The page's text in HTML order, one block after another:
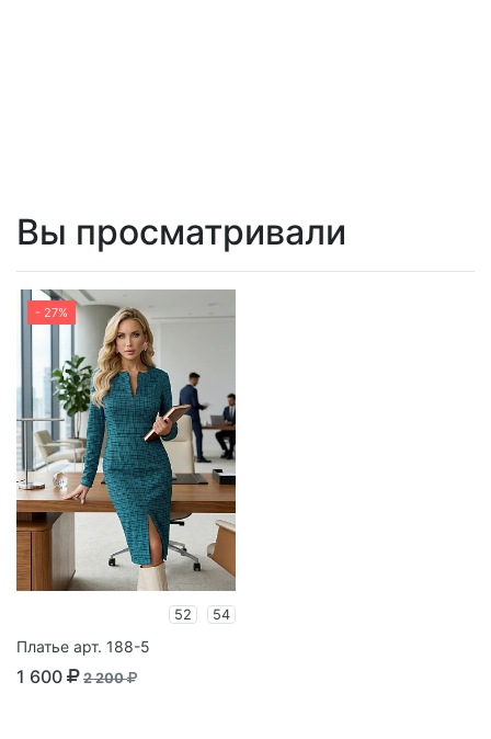
Вы просматривали
- 27%
52 54
Платье арт. 188-5
1 600 2 200